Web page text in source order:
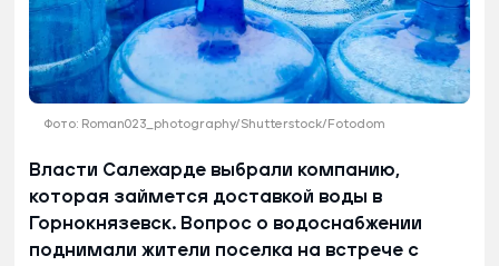
Фото: Roman023_photography/Shutterstock/Fotodom
Власти Салехарде выбрали компанию,
которая займется доставкой воды в
Горнокнязевск. Вопрос о водоснабжении
поднимали жители поселка на встрече с